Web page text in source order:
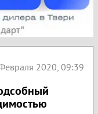
2020, 09:39